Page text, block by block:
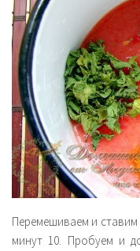
Перемешиваем и
минут 10. Пробуем и